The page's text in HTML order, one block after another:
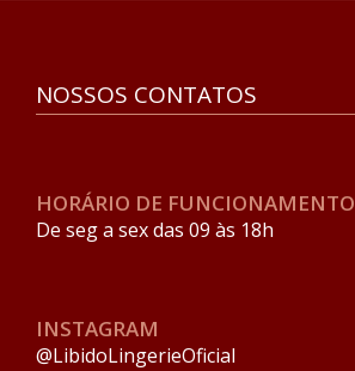
NOSSOS CONTATOS
HORÁRIO DE FUNCIONAMENTO
De seg a sex das 09 às 18h
INSTAGRAM
@LibidoLingerieOficial